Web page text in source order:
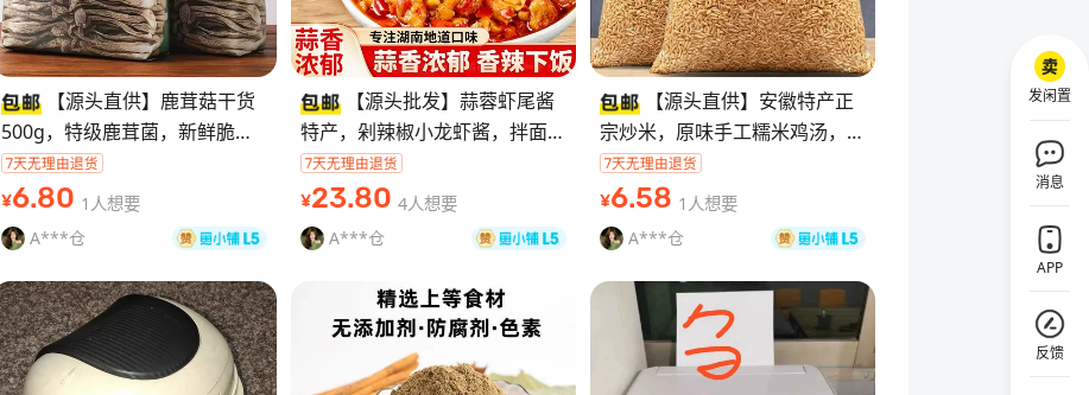
【源头直供】鹿茸菇干货
500g，特级鹿茸菌，新鲜脆
菇，整根不 碎，干净无杂。煲
汤、炒菜、炖鸡炖排骨都行，菌
香味浓，口感脆
¥6.80 1人想要
A***仓
【源头批发】蒜蓉虾尾酱
特产，剁辣椒小龙虾酱，拌面、
下饭菜都很 香。湖南地道口
味，蒜香辣味足，虾尾加量，手
工做的，配料干净
¥23.80 4人想要
A***仓
【源头直供】安徽特产正
宗炒米，原味手工糯米鸡汤，传
统农家小吃 零食。全新未拆
封，厂家直发，包装完整。早
餐、解馋、追剧、休
¥6.58 1人想要
A***仓
发闲置
消息
APP
反馈